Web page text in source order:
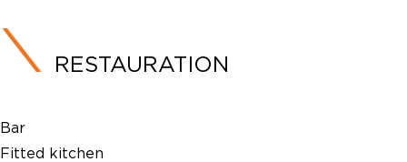
RESTAURATION
Bar
Fitted kitchen